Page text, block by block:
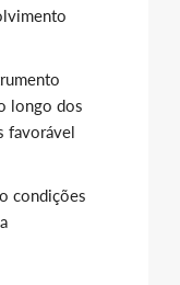
longo dos
favorável
condições